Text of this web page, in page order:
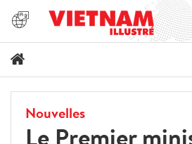
Nouvelles
Le Premier